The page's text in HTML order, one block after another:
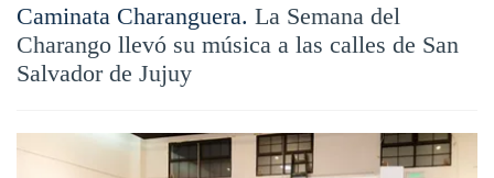
Caminata Charanguera. La Semana del
Charango llevó su música a las calles de San
Salvador de Jujuy